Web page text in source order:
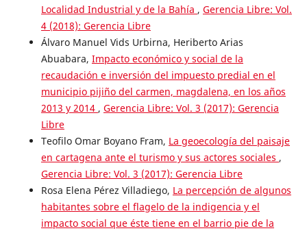
Localidad Industrial y de la Bahía , Gerencia Libre: Vol.
4 (2018): Gerencia Libre
Álvaro Manuel Vids Urbirna, Heriberto Arias
Abuabara, Impacto económico y social de la
recaudación e inversión del impuesto predial en el
municipio pijiño del carmen, magdalena, en los años
2013 y 2014 , Gerencia Libre: Vol. 3 (2017): Gerencia
Libre
Teofilo Omar Boyano Fram, La geoecología del paisaje
en cartagena ante el turismo y sus actores sociales ,
Gerencia Libre: Vol. 3 (2017): Gerencia Libre
Rosa Elena Pérez Villadiego, La percepción de algunos
habitantes sobre el flagelo de la indigencia y el
impacto social que éste tiene en el barrio pie de la